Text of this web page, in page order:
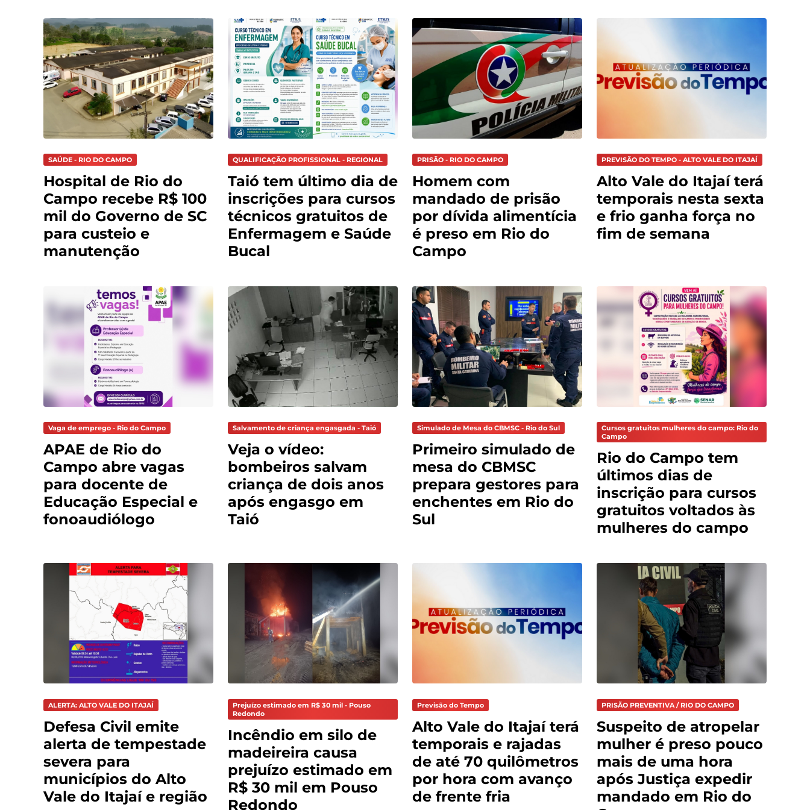
SAÚDE - RIO DO CAMPO
Hospital de Rio do
Campo recebe R$ 100
mil do Governo de SC
para custeio e
manutenção
QUALIFICAÇÃO PROFISSIONAL - REGIONAL
Taió tem último dia de
inscrições para cursos
técnicos gratuitos de
Enfermagem e Saúde
Bucal
PRISÃO - RIO DO CAMPO
Homem com
mandado de prisão
por dívida alimentícia
é preso em Rio do
Campo
PREVISÃO DO TEMPO - ALTO VALE DO ITAJAÍ
Alto Vale do Itajaí terá
temporais nesta sexta
e frio ganha força no
fim de semana
Vaga de emprego - Rio do Campo
APAE de Rio do
Campo abre vagas
para docente de
Educação Especial e
fonoaudiólogo
Salvamento de criança engasgada - Taió
Veja o vídeo:
bombeiros salvam
criança de dois anos
após engasgo em
Taió
Simulado de Mesa do CBMSC - Rio do Sul
Primeiro simulado de
mesa do CBMSC
prepara gestores para
enchentes em Rio do
Sul
Cursos gratuitos mulheres do campo: Rio do
Campo
Rio do Campo tem
últimos dias de
inscrição para cursos
gratuitos voltados às
mulheres do campo
ALERTA: ALTO VALE DO ITAJAÍ
Defesa Civil emite
alerta de tempestade
severa para
municípios do Alto
Vale do Itajaí e região
Prejuízo estimado em R$ 30 mil - Pouso
Redondo
Incêndio em silo de
madeireira causa
prejuízo estimado em
R$ 30 mil em Pouso
Redondo
Previsão do Tempo
Alto Vale do Itajaí terá
temporais e rajadas
de até 70 quilômetros
por hora com avanço
de frente fria
PRISÃO PREVENTIVA / RIO DO CAMPO
Suspeito de atropelar
mulher é preso pouco
mais de uma hora
após Justiça expedir
mandado em Rio do